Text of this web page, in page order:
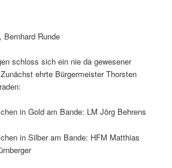
Runde
schloss sich ein nie da gewesener
ehrte Bürgermeister Thorsten
in Gold am Bande: LM Jörg Behrens
in Silber am Bande: HFM Matthias